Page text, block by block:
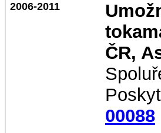
2006-2011
ČR,
00088